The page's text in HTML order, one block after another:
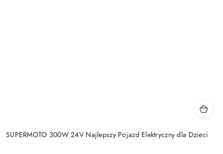
SUPERMOTO 300W 24V Najlepszy Pojazd Elektryczny dla Dzieci